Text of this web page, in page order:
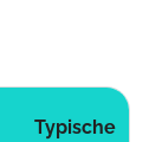
Typische